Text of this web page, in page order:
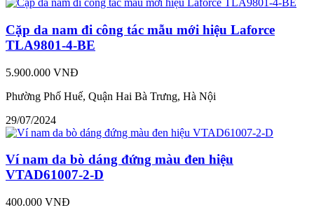
Cặp da nam đi công tác mẫu mới hiệu Laforce
TLA9801-4-BE
5.900.000 VNĐ
Phường Phố Huế, Quận Hai Bà Trưng, Hà Nội
29/07/2024
Ví nam da bò dáng đứng màu đen hiệu
VTAD61007-2-D
400.000 VNĐ